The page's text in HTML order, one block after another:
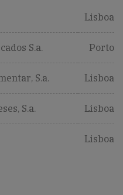
Lisboa
S.a. Porto
S.a. Lisboa
S.a. Lisboa
Lisboa